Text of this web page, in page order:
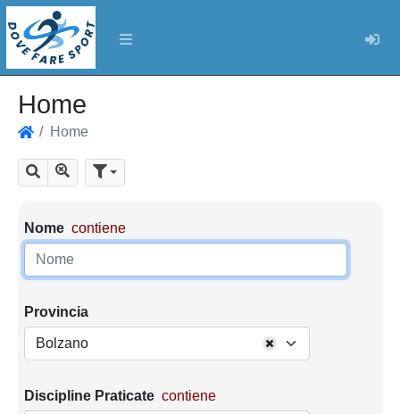
Home
Home
Cerca Mostra tutti i risultati
Parametri di ricerca
Nome contiene
Provincia
Bolzano
Discipline Praticate contiene